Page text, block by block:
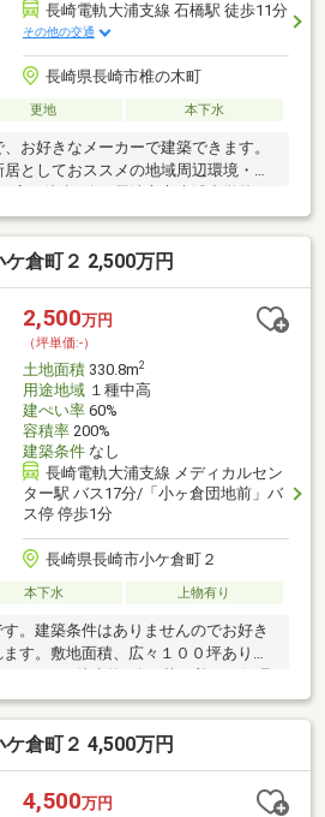
長崎電軌大浦支線 石橋駅 徒歩11分
その他の交通
長崎県長崎市椎の木町
更地 本下水
お好きなメーカーで建築できます。
としておススメの地域周辺環境・セ
木町店 徒歩8分・小島保育園 徒歩
校 徒歩13分
倉町２ 2,500万円
2,500万円
（坪単価:-）
土地面積330.8m2
用途地域１種中高
建ぺい率60%
容積率200%
建築条件なし
長崎電軌大浦支線 メディカルセン
ター駅 バス17分/「小ヶ倉団地前」バ
ス停 停歩1分
長崎県長崎市小ケ倉町２
本下水 上物有り
。建築条件はありませんのでお好き
す。敷地面積、広々１００坪ありま
す最寄りの小ヶ倉団地前バス停まで
ト瓦葺２階建、登記簿面積１３７．２
築）付き現況渡し※居住中の物件とな
前ご予約が必要です！〇建築条件な
倉町２ 4,500万円
4,500万円